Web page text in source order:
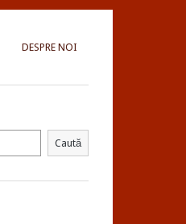
DESPRE NOI
Caută